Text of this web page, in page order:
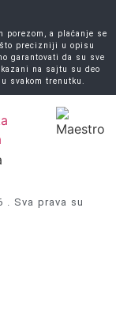
porezom, a plaćanje se
precizniji u opisu
garantovati da su sve
na sajtu su deo
svakom trenutku.
. Sva prava su